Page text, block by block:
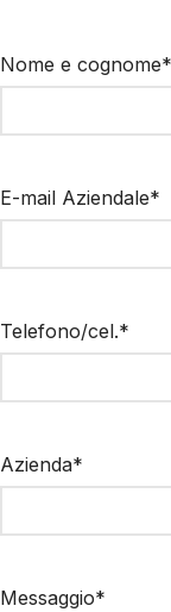
Nome e cognome*
E-mail Aziendale*
Telefono/cel.*
Azienda*
Messaggio*